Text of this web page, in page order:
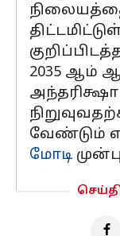
2035 ஆம்
வேண்டும்
மோடி